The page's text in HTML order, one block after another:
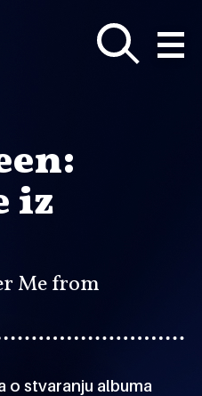
iz
Me from
o stvaranju albuma